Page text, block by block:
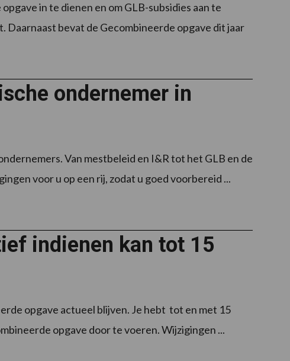
in te dienen en om GLB-subsidies aan te
bevat de Gecombineerde opgave dit jaar
ondernemer in
Van mestbeleid en I&R tot het GLB en de
voor u op een rij, zodat u goed voorbereid ...
indienen kan tot 15
opgave actueel blijven. Je hebt tot en met 15
opgave door te voeren. Wijzigingen ...